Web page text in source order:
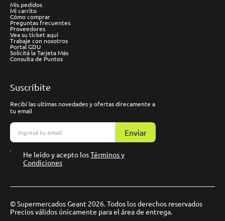
Mis pedidos
Mi carrito
Cómo comprar
Preguntas frecuentes
Proveedores
Vea su ticket aquí
Trabaje con nosotros
Portal GDU
Solicitá la Tarjeta Más
Consulta de Puntos
Suscríbite
Recibí las ultimas novedades y ofertas direcamente a
tu email
Enviar
He leído y acepto losTérminos y
Condiciones
© Supermercados Geant 2026. Todos los derechos reservados
Precios válidos únicamente para el área de entrega.